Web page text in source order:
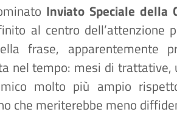
Inviato Speciale della
al centro dell’attenzione
frase, apparentemente
nel tempo: mesi di
molto più ampio
che meriterebbe meno